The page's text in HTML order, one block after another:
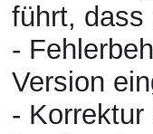
führt,
-
Version
-